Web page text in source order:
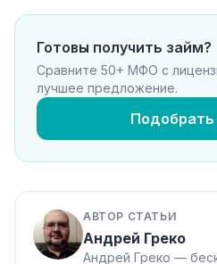
Готовы получить займ?
Сравните 50+ МФО с
лучшее предложение.
АВТОР СТАТЬИ
Андрей Греко
Андрей Греко —